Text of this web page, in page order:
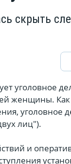
скрыть
уголовное
женщины.
уголовное
лиц").
и